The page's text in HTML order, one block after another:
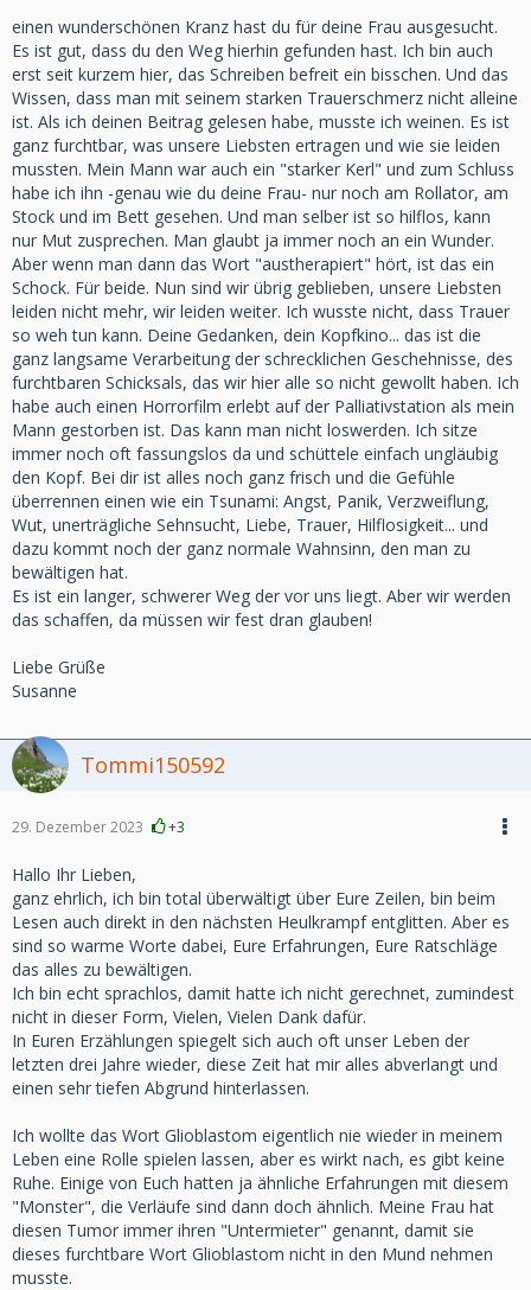
einen wunderschönen Kranz hast du für deine Frau ausgesucht.
Es ist gut, dass du den Weg hierhin gefunden hast. Ich bin auch
erst seit kurzem hier, das Schreiben befreit ein bisschen. Und das
Wissen, dass man mit seinem starken Trauerschmerz nicht alleine
ist. Als ich deinen Beitrag gelesen habe, musste ich weinen. Es ist
ganz furchtbar, was unsere Liebsten ertragen und wie sie leiden
mussten. Mein Mann war auch ein "starker Kerl" und zum Schluss
habe ich ihn -genau wie du deine Frau- nur noch am Rollator, am
Stock und im Bett gesehen. Und man selber ist so hilflos, kann
nur Mut zusprechen. Man glaubt ja immer noch an ein Wunder.
Aber wenn man dann das Wort "austherapiert" hört, ist das ein
Schock. Für beide. Nun sind wir übrig geblieben, unsere Liebsten
leiden nicht mehr, wir leiden weiter. Ich wusste nicht, dass Trauer
so weh tun kann. Deine Gedanken, dein Kopfkino... das ist die
ganz langsame Verarbeitung der schrecklichen Geschehnisse, des
furchtbaren Schicksals, das wir hier alle so nicht gewollt haben. Ich
habe auch einen Horrorfilm erlebt auf der Palliativstation als mein
Mann gestorben ist. Das kann man nicht loswerden. Ich sitze
immer noch oft fassungslos da und schüttele einfach ungläubig
den Kopf. Bei dir ist alles noch ganz frisch und die Gefühle
überrennen einen wie ein Tsunami: Angst, Panik, Verzweiflung,
Wut, unerträgliche Sehnsucht, Liebe, Trauer, Hilflosigkeit... und
dazu kommt noch der ganz normale Wahnsinn, den man zu
bewältigen hat.
Es ist ein langer, schwerer Weg der vor uns liegt. Aber wir werden
das schaffen, da müssen wir fest dran glauben!
Liebe Grüße
Susanne
Tommi150592
29. Dezember 2023 +3
Hallo Ihr Lieben,
ganz ehrlich, ich bin total überwältigt über Eure Zeilen, bin beim
Lesen auch direkt in den nächsten Heulkrampf entglitten. Aber es
sind so warme Worte dabei, Eure Erfahrungen, Eure Ratschläge
das alles zu bewältigen.
Ich bin echt sprachlos, damit hatte ich nicht gerechnet, zumindest
nicht in dieser Form, Vielen, Vielen Dank dafür.
In Euren Erzählungen spiegelt sich auch oft unser Leben der
letzten drei Jahre wieder, diese Zeit hat mir alles abverlangt und
einen sehr tiefen Abgrund hinterlassen.
Ich wollte das Wort Glioblastom eigentlich nie wieder in meinem
Leben eine Rolle spielen lassen, aber es wirkt nach, es gibt keine
Ruhe. Einige von Euch hatten ja ähnliche Erfahrungen mit diesem
"Monster", die Verläufe sind dann doch ähnlich. Meine Frau hat
diesen Tumor immer ihren "Untermieter" genannt, damit sie
dieses furchtbare Wort Glioblastom nicht in den Mund nehmen
musste.